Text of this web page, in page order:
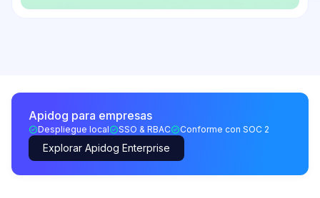
Apidog para empresas
Despliegue local SSO & RBAC Conforme con SOC 2
Explorar Apidog Enterprise